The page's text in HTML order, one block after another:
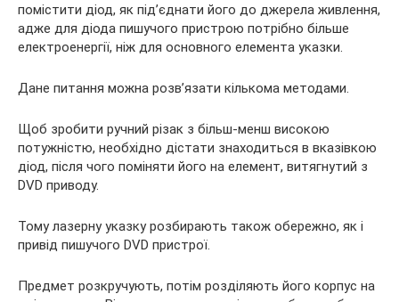
помістити діод, як під’єднати його до джерела живлення,
адже для діода пишучого пристрою потрібно більше
електроенергії, ніж для основного елемента указки.
Дане питання можна розв’язати кількома методами.
Щоб зробити ручний різак з більш-менш високою
потужністю, необхідно дістати знаходиться в вказівкою
діод, після чого поміняти його на елемент, витягнутий з
DVD приводу.
Тому лазерну указку розбирають також обережно, як і
привід пишучого DVD пристрої.
Предмет розкручують, потім розділяють його корпус на